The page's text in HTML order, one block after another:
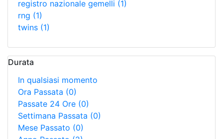
registro nazionale gemelli (1)
rng (1)
twins (1)
Durata
In qualsiasi momento
Ora Passata (0)
Passate 24 Ore (0)
Settimana Passata (0)
Mese Passato (0)